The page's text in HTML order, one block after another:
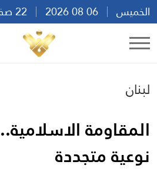
الخميس
13:10
لبنان
المقاومة
نوعية متجددة